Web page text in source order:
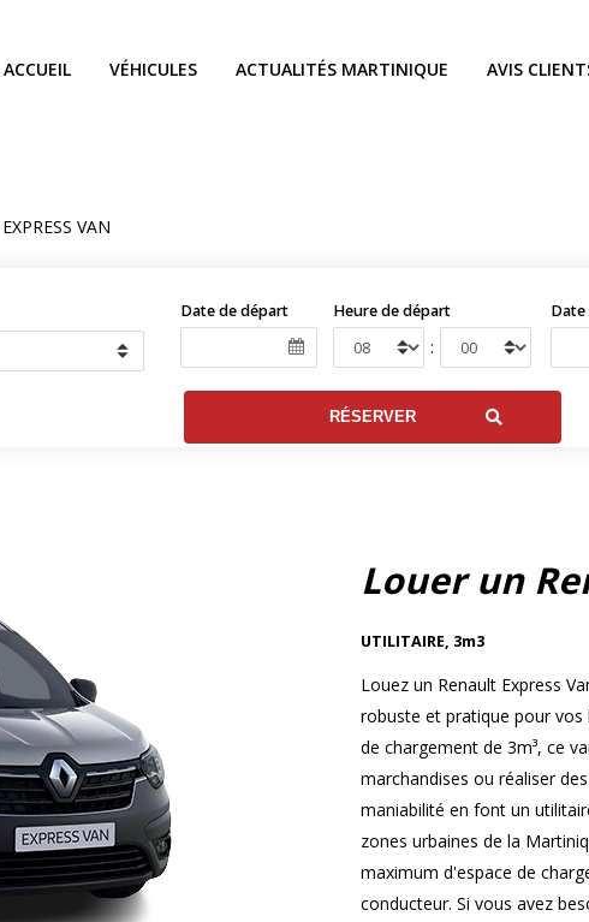
ACCUEIL VÉHICULES ACTUALITÉS MARTINIQUE AVIS
VAN
Date de départ Heure de départ
:
Louer un
UTILITAIRE, 3m3
Louez un Renault Express
robuste et pratique pour vos
de chargement de 3m³, ce
marchandises ou réaliser
maniabilité en font un
zones urbaines de la
maximum d'espace de
conducteur. Si vous avez